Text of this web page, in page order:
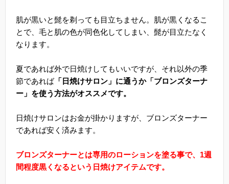
肌が黒いと髭を剃っても目立ちません。肌が黒くなるこ
とで、毛と肌の色が同色化してしまい、髭が目立たなく
なります。
夏であれば外で日焼けしてもいいですが、それ以外の季
節であれば「日焼けサロン」に通うか「ブロンズターナ
ー」を使う方法がオススメです。
日焼けサロンはお金が掛かりますが、ブロンズターナー
であれば安く済みます。
ブロンズターナーとは専用のローションを塗る事で、1週
間程度黒くなるという日焼けアイテムです。